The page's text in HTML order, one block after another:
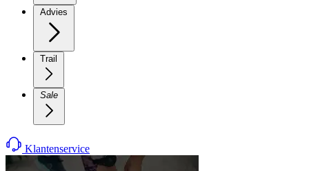
Advies
Trail
Sale
Klantenservice